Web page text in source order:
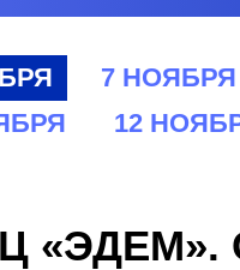
7 НОЯБРЯ
12
«ЭДЕМ».